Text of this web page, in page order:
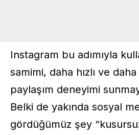
Instagram bu adımıyla
samimi, daha hızlı ve
paylaşım deneyimi
Belki de yakında sosyal
gördüğümüz şey